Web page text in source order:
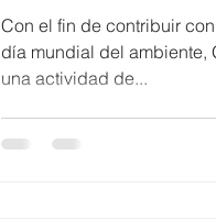
Con el fin de contribuir
día mundial del ambiente,
una actividad de...